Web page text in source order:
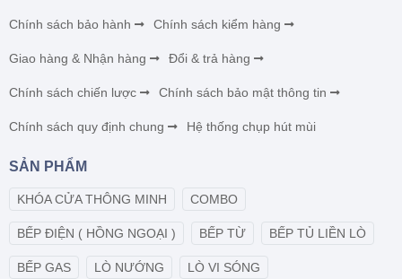
Chính sách bảo hành Chính sách kiểm hàng
Giao hàng & Nhận hàng Đổi & trả hàng
Chính sách chiến lược Chính sách bảo mật thông tin
Chính sách quy định chung Hệ thống chụp hút mùi
SẢN PHẨM
KHÓA CỬA THÔNG MINH COMBO
BẾP ĐIỆN ( HỒNG NGOẠI ) BẾP TỪ BẾP TỦ LIỀN LÒ
BẾP GAS LÒ NƯỚNG LÒ VI SÓNG